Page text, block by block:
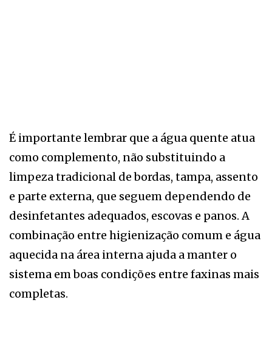
É importante lembrar que a água quente atua
como complemento, não substituindo a
limpeza tradicional de bordas, tampa, assento
e parte externa, que seguem dependendo de
desinfetantes adequados, escovas e panos. A
combinação entre higienização comum e água
aquecida na área interna ajuda a manter o
sistema em boas condições entre faxinas mais
completas.